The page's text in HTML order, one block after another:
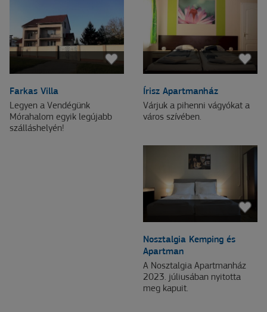
Farkas Villa
Legyen a Vendégünk
Mórahalom egyik legújabb
szálláshelyén!
Írisz Apartmanház
Várjuk a pihenni vágyókat a
város szívében.
Nosztalgia Kemping és
Apartman
A Nosztalgia Apartmanház
2023. júliusában nyitotta
meg kapuit.